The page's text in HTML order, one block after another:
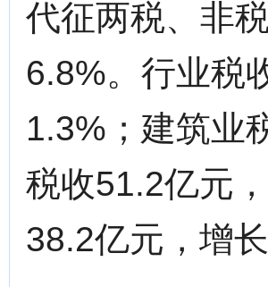
代征两税、非
6.8%。行业税
1.3%；建筑业
税收51.2亿元
38.2亿元，增